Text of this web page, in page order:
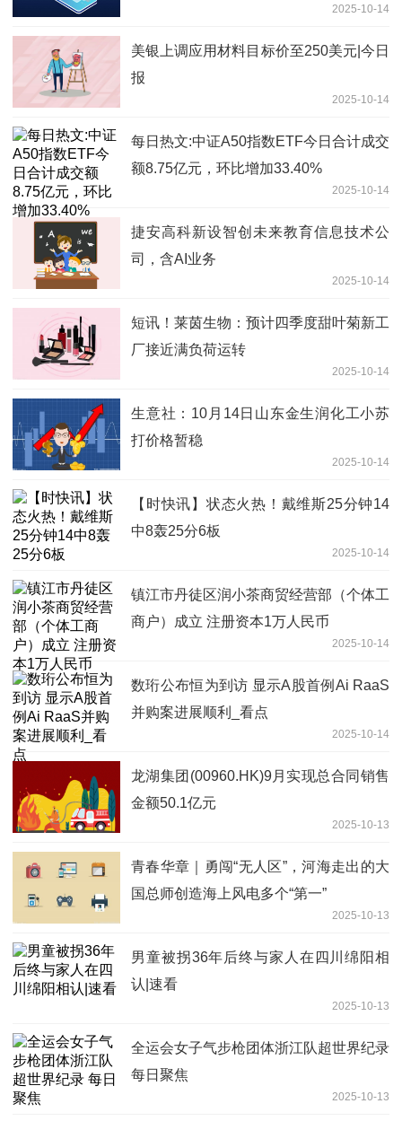
2025-10-14
美银上调应用材料目标价至250美元|今日
报
2025-10-14
每日热文:中证A50指数ETF今日合计成交
额8.75亿元，环比增加33.40%
2025-10-14
捷安高科新设智创未来教育信息技术公
司，含AI业务
2025-10-14
短讯！莱茵生物：预计四季度甜叶菊新工
厂接近满负荷运转
2025-10-14
生意社：10月14日山东金生润化工小苏
打价格暂稳
2025-10-14
【时快讯】状态火热！戴维斯25分钟14
中8轰25分6板
2025-10-14
镇江市丹徒区润小茶商贸经营部（个体工
商户）成立 注册资本1万人民币
2025-10-14
数珩公布恒为到访 显示A股首例Ai RaaS
并购案进展顺利_看点
2025-10-14
龙湖集团(00960.HK)9月实现总合同销售
金额50.1亿元
2025-10-13
青春华章｜勇闯“无人区”，河海走出的大
国总师创造海上风电多个“第一”
2025-10-13
男童被拐36年后终与家人在四川绵阳相
认|速看
2025-10-13
全运会女子气步枪团体浙江队超世界纪录
每日聚焦
2025-10-13